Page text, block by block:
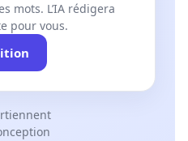
mots. L’IA rédigera
pour vous.